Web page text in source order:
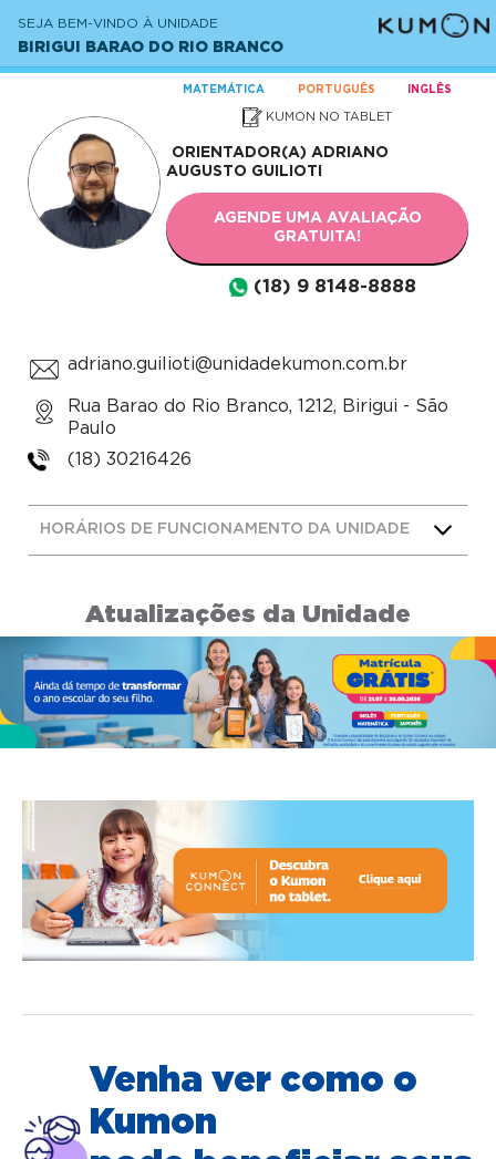
SEJA BEM-VINDO À UNIDADE
BIRIGUI BARAO DO RIO BRANCO
MATEMÁTICA PORTUGUÊS INGLÊS
KUMON NO TABLET
ORIENTADOR(A) ADRIANO
AUGUSTO GUILIOTI
AGENDE UMA AVALIAÇÃO
GRATUITA!
(18) 9 8148-8888
adriano.guilioti@unidadekumon.com.br
Rua Barao do Rio Branco, 1212, Birigui - São
Paulo
(18) 30216426
HORÁRIOS DE FUNCIONAMENTO DA UNIDADE
Atualizações da Unidade
Venha ver como o
Kumon